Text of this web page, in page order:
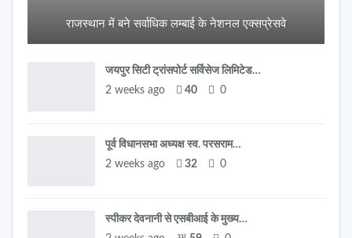
राजस्थान में बने सर्वाधिक लम्बाई के नेशनल एक्सप्रेसवे
जयपुर सिटी ट्रांसपोर्ट सर्विसेज लिमिटेड…
2 weeks ago
40 0
पूर्व विधानसभा अध्यक्ष स्व. परसराम…
2 weeks ago
32 0
स्पीकर देवनानी से एसबीआई के मुख्य…